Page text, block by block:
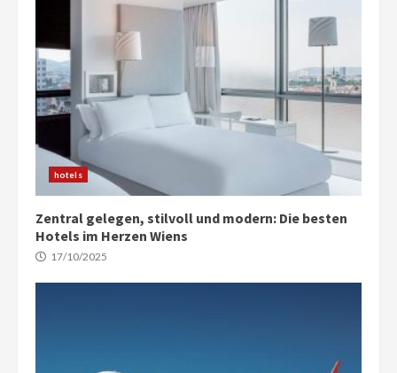
hotels
Zentral gelegen, stilvoll und modern: Die besten
Hotels im Herzen Wiens
17/10/2025